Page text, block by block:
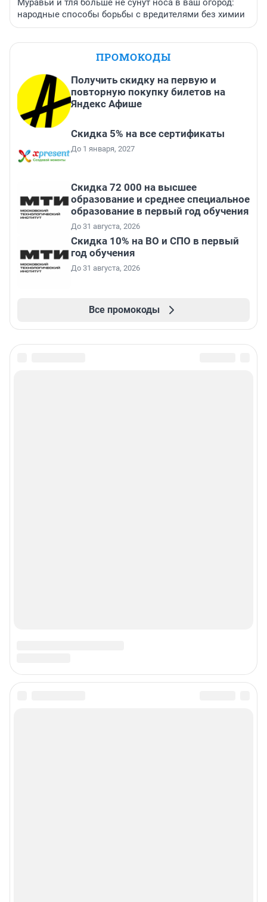
Муравьи и тля больше не сунут носа в ваш огород:
народные способы борьбы с вредителями без химии
ПРОМОКОДЫ
Получить скидку на первую и
повторную покупку билетов на
Яндекс Афише
Скидка 5% на все сертификаты
До 1 января, 2027
Скидка 72 000 на высшее
образование и среднее специальное
образование в первый год обучения
До 31 августа, 2026
Скидка 10% на ВО и СПО в первый
год обучения
До 31 августа, 2026
Все промокоды